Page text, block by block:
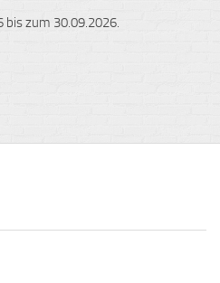
bis zum 30.09.2026.